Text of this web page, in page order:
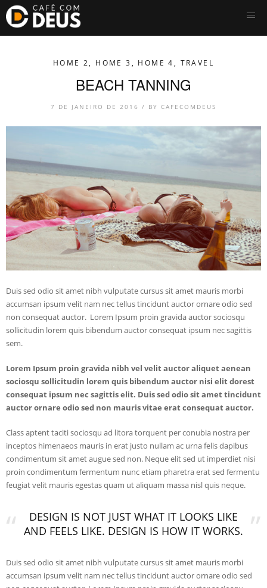
HOME 2, HOME 3 , HOME 4 , TRAVEL
BEACH TANNING
7 DE JANEIRO DE 2016 / BY CAFECOMDEUS
Duis sed odio sit amet nibh vulputate cursus sit amet mauris morbi
accumsan ipsum velit nam nec tellus tincidunt auctor ornare odio sed
non consequat auctor. Lorem Ipsum proin gravida auctor sociosqu
sollicitudin lorem quis bibendum auctor consequat ipsum nec sagittis
sem.
Lorem Ipsum proin gravida nibh vel velit auctor aliquet aenean
sociosqu sollicitudin lorem quis bibendum auctor nisi elit dorest
consequat ipsum nec sagittis elit. Duis sed odio sit amet tincidunt
auctor ornare odio sed non mauris vitae erat consequat auctor.
Class aptent taciti sociosqu ad litora torquent per conubia nostra per
inceptos himenaeos mauris in erat justo nullam ac urna felis dapibus
condimentum sit amet augue sed non. Neque elit sed ut imperdiet nisi
proin condimentum fermentum nunc etiam pharetra erat sed fermentu
feugiat velit mauris egestas quam ut aliquam massa nisl quis neque.
DESIGN IS NOT JUST WHAT IT LOOKS LIKE
AND FEELS LIKE. DESIGN IS HOW IT WORKS.
Duis sed odio sit amet nibh vulputate cursus sit amet mauris morbi
accumsan ipsum velit nam nec tellus tincidunt auctor ornare odio sed